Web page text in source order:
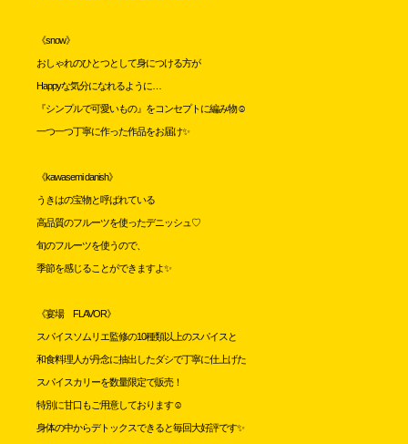
《snow》
おしゃれのひとつとして身につける方が
Happyな気分になれるように…
『シンプルで可愛いもの』をコンセプトに編み物☺️
一つ一つ丁寧に作った作品をお届け✨
《kawasemi danish》
うきはの宝物と呼ばれている
高品質のフルーツを使ったデニッシュ♡
旬のフルーツを使うので、
季節を感じることができますよ✨
《宴場 FLAVOR》
スパイスソムリエ監修の10種類以上のスパイスと
和食料理人が丹念に抽出したダシで丁寧に仕上げた
スパイスカリーを数量限定で販売！
特別に甘口もご用意しております☺️
身体の中からデトックスできると毎回大好評です✨